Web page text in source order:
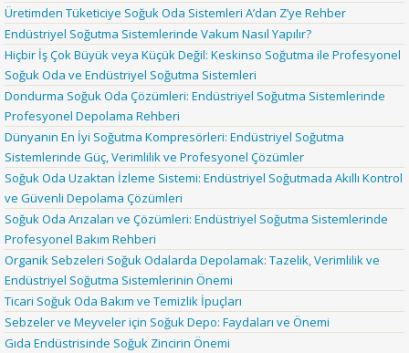
Üretimden Tüketiciye Soğuk Oda Sistemleri A’dan Z’ye Rehber
Endüstriyel Soğutma Sistemlerinde Vakum Nasıl Yapılır?
Hiçbir İş Çok Büyük veya Küçük Değil: Keskinso Soğutma ile Profesyonel
Soğuk Oda ve Endüstriyel Soğutma Sistemleri
Dondurma Soğuk Oda Çözümleri: Endüstriyel Soğutma Sistemlerinde
Profesyonel Depolama Rehberi
Dünyanın En İyi Soğutma Kompresörleri: Endüstriyel Soğutma
Sistemlerinde Güç, Verimlilik ve Profesyonel Çözümler
Soğuk Oda Uzaktan İzleme Sistemi: Endüstriyel Soğutmada Akıllı Kontrol
ve Güvenli Depolama Çözümleri
Soğuk Oda Arızaları ve Çözümleri: Endüstriyel Soğutma Sistemlerinde
Profesyonel Bakım Rehberi
Organik Sebzeleri Soğuk Odalarda Depolamak: Tazelik, Verimlilik ve
Endüstriyel Soğutma Sistemlerinin Önemi
Ticari Soğuk Oda Bakım ve Temizlik İpuçları
Sebzeler ve Meyveler için Soğuk Depo: Faydaları ve Önemi
Gıda Endüstrisinde Soğuk Zincirin Önemi